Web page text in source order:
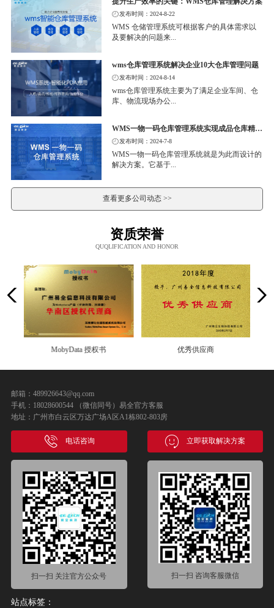
发布时间：2024-8-22
WMS 仓储管理系统可根据客户的具体需求以
及要解决的问题来...
wms仓库管理系统解决企业10大仓库管理问题
发布时间：2024-8-14
wms仓库管理系统主要为了满足企业车间、仓
库、物流现场办公...
WMS一物一码仓库管理系统实现成品仓库精细化管理
发布时间：2024-7-8
WMS一物一码仓库管理系统就是为此而设计的
解决方案。它基于...
查看更多公司动态 >>
资质荣誉
QUQLIFICATION AND HONOR
MobyData 授权书 优秀供应商
邮箱：489926643@qq.com
手机：18028600544 （微信同号）易全官方客服
地址：广州市白云区万达广场A区A1栋802-803房
电话咨询 立即获取解决方案
扫一扫 关注官方公众号 扫一扫 咨询客服微信
站点标签：